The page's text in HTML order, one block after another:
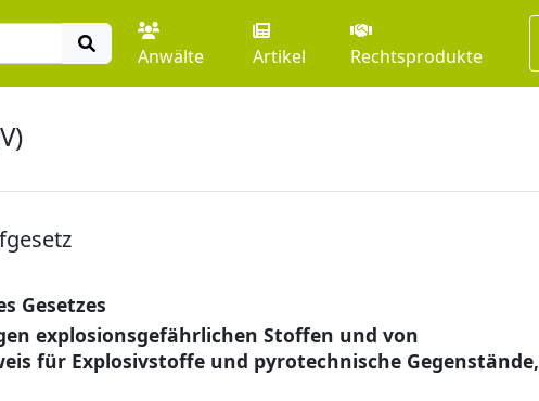
Anwälte Artikel Rechtsprodukte
Gesetzes
explosionsgefährlichen Stoffen und von
für Explosivstoffe und pyrotechnische Gegenstände,